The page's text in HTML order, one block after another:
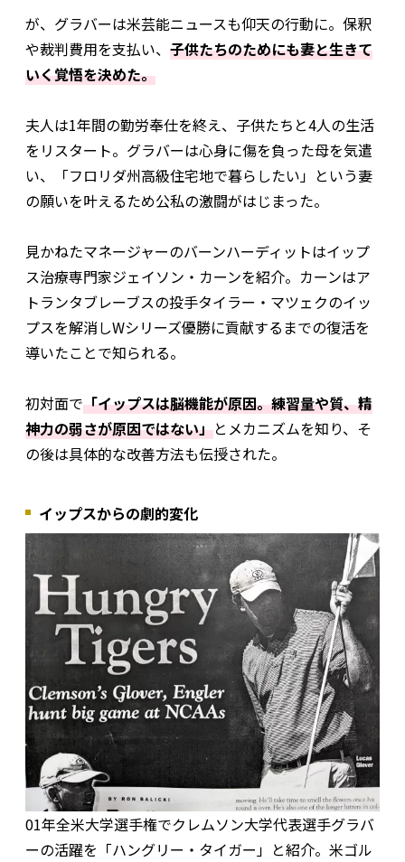
が、グラバーは米芸能ニュースも仰天の行動に。保釈
や裁判費用を支払い、 子供たちのためにも妻と生きて
いく覚悟を決めた。
夫人は1年間の勤労奉仕を終え、子供たちと4人の生活
をリスタート。グラバーは心身に傷を負った母を気遣
い、「フロリダ州高級住宅地で暮らしたい」という妻
の願いを叶えるため公私の激闘がはじまった。
見かねたマネージャーのバーンハーディットはイップ
ス治療専門家ジェイソン・カーンを紹介。カーンはア
トランタブレーブスの投手タイラー・マツェクのイッ
プスを解消しWシリーズ優勝に貢献するまでの復活を
導いたことで知られる。
初対面で「イップスは脳機能が原因。練習量や質、精
神力の弱さが原因ではない」とメカニズムを知り、そ
の後は具体的な改善方法も伝授された。
イップスからの劇的変化
01年全米大学選手権でクレムソン大学代表選手グラバ
ーの活躍を「ハングリー・タイガー」と紹介。米ゴル